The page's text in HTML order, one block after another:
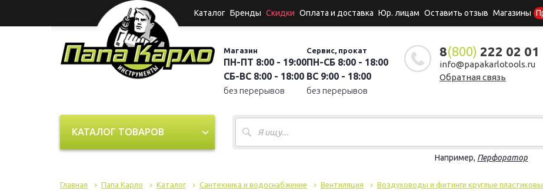
Каталог Бренды Скидки Оплата и доставка Юр. лицам Оставить отзыв Магазины
Магазин
ПН-ПТ 8:00 - 19:00
СБ-ВС 8:00 - 18:00
без перерывов
Сервис, прокат
ПН-СБ 8:00 - 18:00
ВС 9:00 - 18:00
без перерывов
8(800) 222 02 01
info@papakarlotools.ru
Обратная связь
Например, Перфоратор
КАТАЛОГ ТОВАРОВ
Главная Папа Карло Каталог Сантехника и водоснабжение Вентиляция
Воздуховоды и фитинги круглые